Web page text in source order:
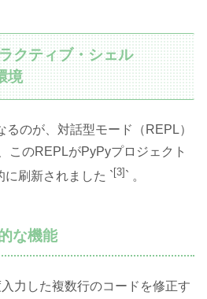
クティブ・シェル
境
るのが、対話型モード（REPL）
このREPLがPyPyプロジェクト
に刷新されました ` [3] ` 。
な機能
力した複数行のコードを修正す